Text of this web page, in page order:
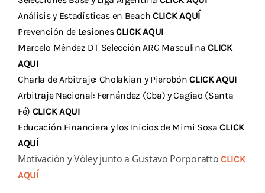
Análisis y Estadísticas en Beach CLICK AQUÍ
Prevención de LesionesCLICK AQUI
Marcelo Méndez DT Selección ARG MasculinaCLICK
AQUI
Charla de Arbitraje: Cholakian y PierobónCLICK AQUI
Arbitraje Nacional: Fernández (Cba) y Cagiao (Santa
Fé) CLICK AQUI
Educación Financiera y los Inicios de Mimi SosaCLICK
AQUÍ
Motivación y Vóley junto a Gustavo PorporattoCLICK
AQUÍ